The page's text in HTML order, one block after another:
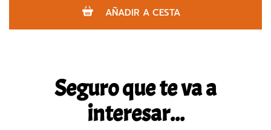
AÑADIR A CESTA
Seguro que te va a
interesar...